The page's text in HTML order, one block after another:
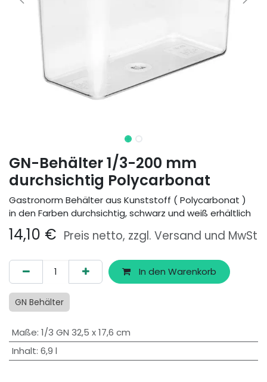
GN-Behälter 1/3-200 mm
durchsichtig Polycarbonat
Gastronorm Behälter aus Kunststoff ( Polycarbonat )
in den Farben durchsichtig, schwarz und weiß erhältlich
14,10 € Preis netto, zzgl. Versand und MwSt
In den Warenkorb
GN Behälter
Maße: 1/3 GN 32,5 x 17,6 cm
Inhalt: 6,9 l